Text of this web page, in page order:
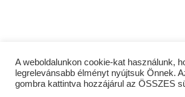
A weboldalunkon cookie-kat használunk,
legrelevánsabb élményt nyújtsuk Önnek.
gombra kattintva hozzájárul az ÖSSZES